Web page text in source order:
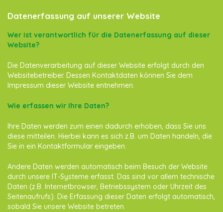
Datenerfassung auf unserer Website
Wer ist verantwortlich für die Datenerfassung auf dieser
Website?
Die Datenverarbeitung auf dieser Website erfolgt durch den
Websitebetreiber. Dessen Kontaktdaten können Sie dem
Impressum dieser Website entnehmen.
Wie erfassen wir Ihre Daten?
Ihre Daten werden zum einen dadurch erhoben, dass Sie uns
diese mitteilen. Hierbei kann es sich z.B. um Daten handeln, die
Sie in ein Kontaktformular eingeben.
Andere Daten werden automatisch beim Besuch der Website
durch unsere IT-Systeme erfasst. Das sind vor allem technische
Daten (z.B. Internetbrowser, Betriebssystem oder Uhrzeit des
Seitenaufrufs). Die Erfassung dieser Daten erfolgt automatisch,
sobald Sie unsere Website betreten.